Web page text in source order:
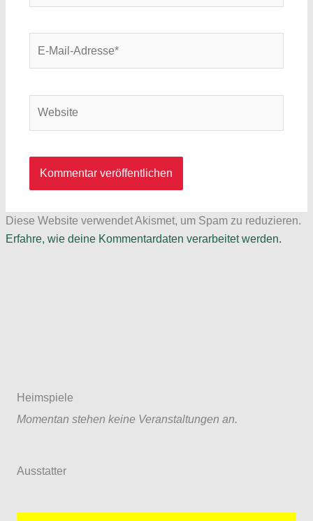
Diese Website verwendet Akismet, um Spam zu reduzieren.
Erfahre, wie deine Kommentardaten verarbeitet werden.
Heimspiele
Momentan stehen keine Veranstaltungen an.
Ausstatter